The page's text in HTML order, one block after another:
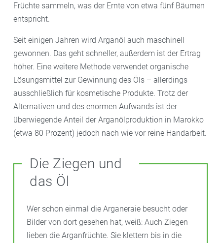
Früchte sammeln, was der Ernte von etwa fünf Bäumen
entspricht.
Seit einigen Jahren wird Arganöl auch maschinell
gewonnen. Das geht schneller, außerdem ist der Ertrag
höher. Eine weitere Methode verwendet organische
Lösungsmittel zur Gewinnung des Öls – allerdings
ausschließlich für kosmetische Produkte. Trotz der
Alternativen und des enormen Aufwands ist der
überwiegende Anteil der Arganölproduktion in Marokko
(etwa 80 Prozent) jedoch nach wie vor reine Handarbeit.
Die Ziegen und
das Öl
Wer schon einmal die Arganeraie besucht oder
Bilder von dort gesehen hat, weiß: Auch Ziegen
lieben die Arganfrüchte. Sie klettern bis in die